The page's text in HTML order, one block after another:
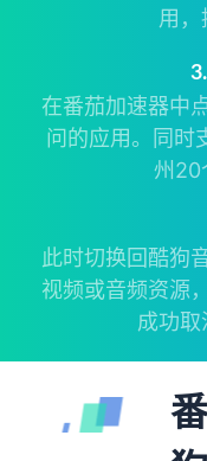
用
在番茄加速器中
问的应用。同时
州20
此时切换回酷狗
视频或音频资源
成功取